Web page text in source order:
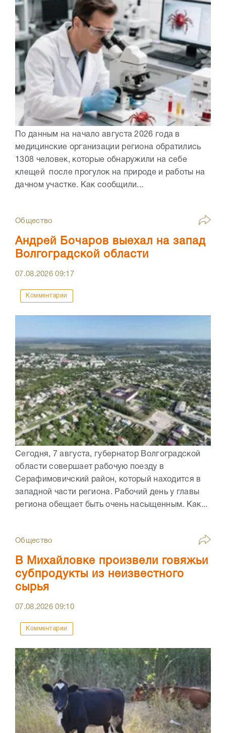
По данным на начало августа 2026 года в
медицинские организации региона обратились
1308 человек, которые обнаружили на себе
клещей после прогулок на природе и работы на
дачном участке. Как сообщили...
Общество
Андрей Бочаров выехал на запад
Волгоградской области
07.08.202609:17
Комментарии
Сегодня, 7 августа, губернатор Волгоградской
области совершает рабочую поезду в
Серафимовичский район, который находится в
западной части региона. Рабочий день у главы
региона обещает быть очень насыщенным. Как...
Общество
В Михайловке произвели говяжьи
субпродукты из неизвестного
сырья
07.08.202609:10
Комментарии